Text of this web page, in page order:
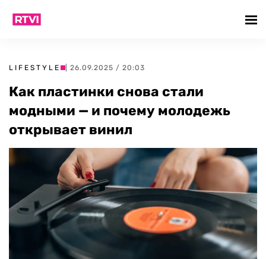
LIFESTYLE | 26.09.2025 / 20:03
Как пластинки снова стали
модными — и почему молодежь
открывает винил